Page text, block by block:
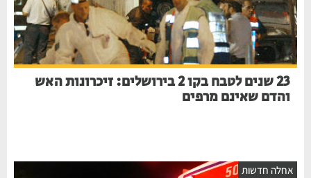
23 שנים לטבח בקו 2 בירושלים: זיכרונות האש
והדם שאינם מרפים
חדשות